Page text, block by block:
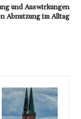
und Auswirkungen
Abnutzung im Alltag